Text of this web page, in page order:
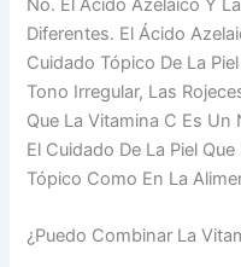
No. El Ácido Azelaico Y
Diferentes. El Ácido
Cuidado Tópico De La
Tono Irregular, Las
Que La Vitamina C Es
El Cuidado De La Piel
Tópico Como En La
¿Puedo Combinar La